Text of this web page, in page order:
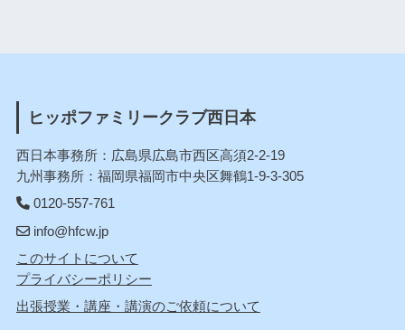
ヒッポファミリークラブ西日本
西日本事務所：広島県広島市西区高須2-2-19
九州事務所：福岡県福岡市中央区舞鶴1-9-3-305
0120-557-761
info@hfcw.jp
このサイトについて
プライバシーポリシー
出張授業・講座・講演のご依頼について